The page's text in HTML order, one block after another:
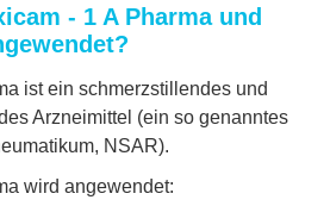
- 1 A Pharma und
ist ein schmerzstillendes und
Arzneimittel (ein so genanntes
NSAR).
wird angewendet: